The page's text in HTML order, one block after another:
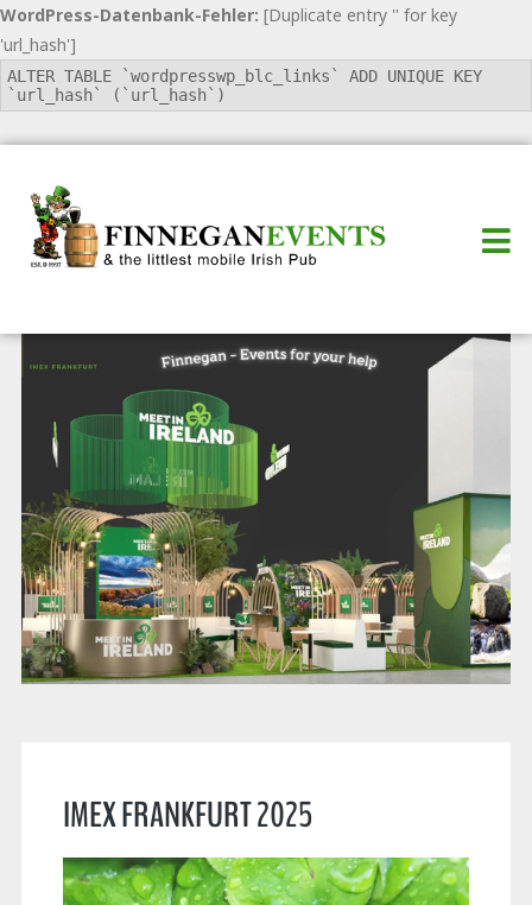
WordPress-Datenbank-Fehler: [Duplicate entry '' for key
'url_hash']
ALTER TABLE `wordpresswp_blc_links` ADD UNIQUE KEY
`url_hash` (`url_hash`)
IMEX FRANKFURT 2025